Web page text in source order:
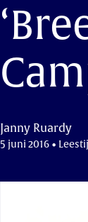
Janny Ruardy
5 juni 2016 •